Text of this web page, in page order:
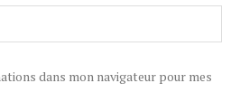
dans mon navigateur pour mes